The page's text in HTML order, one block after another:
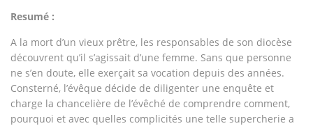
Resumé :
A la mort d’un vieux prêtre, les responsables de son diocèse
découvrent qu’il s’agissait d’une femme. Sans que personne
ne s’en doute, elle exerçait sa vocation depuis des années.
Consterné, l’évêque décide de diligenter une enquête et
charge la chancelière de l’évêché de comprendre comment,
pourquoi et avec quelles complicités une telle supercherie a